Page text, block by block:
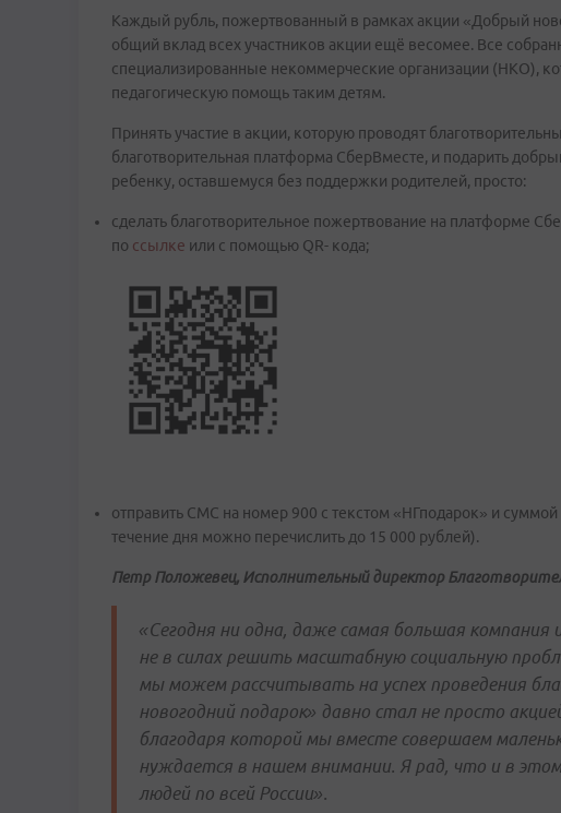
Каждый рубль, пожертвованный в рамках акции «Добрый
общий вклад всех участников акции ещё весомее. Все
специализированные некоммерческие организации (НКО),
педагогическую помощь таким детям.
Принять участие в акции, которую проводят
благотворительная платформа СберВместе, и подарить
ребенку, оставшемуся без поддержки родителей, просто:
сделать благотворительное пожертвование на платформе
по ссылке или с помощью QR- кода;
отправить СМС на номер 900 с текстом «НГподарок» и
течение дня можно перечислить до 15 000 рублей).
Петр Положевец, Исполнительный директор
«Сегодня ни одна, даже самая большая
не в силах решить масштабную социальную
мы можем рассчитывать на успех проведения
новогодний подарок» давно стал не просто
благодаря которой мы вместе совершаем
нуждается в нашем внимании. Я рад, что и в
людей по всей России».